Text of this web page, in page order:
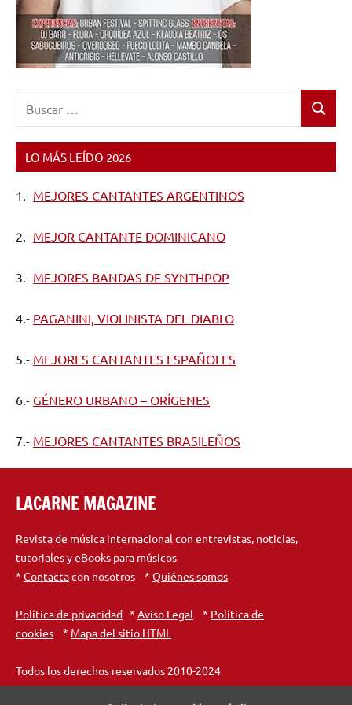
Buscar
LO MÁS LEÍDO 2026
1.- MEJORES CANTANTES ARGENTINOS
2.- MEJOR CANTANTE DOMINICANO
3.- MEJORES BANDAS DE SYNTHPOP
4.- PAGANINI, VIOLINISTA DEL DIABLO
5.- MEJORES CANTANTES ESPAÑOLES
6.- GÉNERO URBANO – ORÍGENES
7.- MEJORES CANTANTES BRASILEÑOS
LACARNE MAGAZINE
Revista de música internacional con entrevistas, noticias,
tutoriales y eBooks para músicos
* Contactacon nosotros * Quiénes somos
Política de privacidad * Aviso Legal * Política de
cookies * Mapa del sitio HTML
Todos los derechos reservados 2010-2024